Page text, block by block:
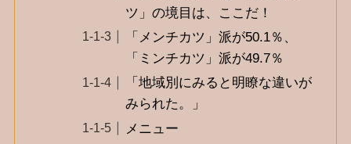
ツ」の境目は、ここだ！
「メンチカツ」派が50.1％、
「ミンチカツ」派が49.7％
「地域別にみると明瞭な違いが
みられた。」
メニュー